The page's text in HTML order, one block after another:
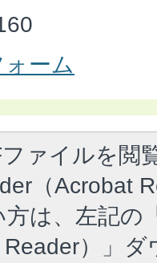
ーム
ァイルを閲
（Acrobat
は、左記の
）」